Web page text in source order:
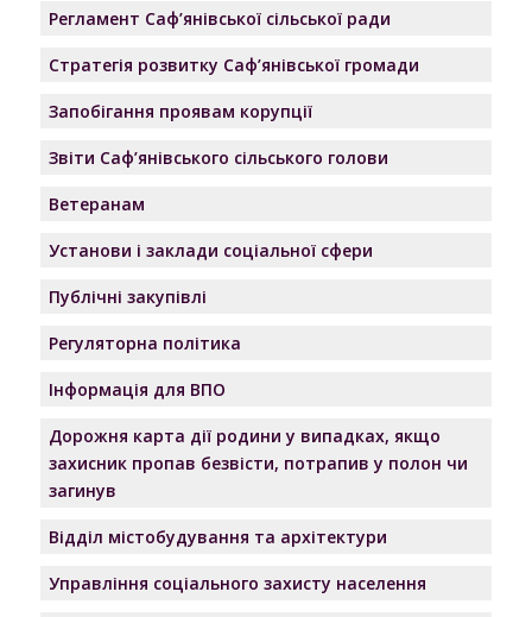
Регламент Саф’янівської сільської ради
Стратегія розвитку Саф’янівської громади
Запобігання проявам корупції
Звіти Саф’янівського сільського голови
Ветеранам
Установи і заклади соціальної сфери
Публічні закупівлі
Регуляторна політика
Інформація для ВПО
Дорожня карта дії родини у випадках, якщо
захисник пропав безвісти, потрапив у полон чи
загинув
Відділ містобудування та архітектури
Управління соціального захисту населення